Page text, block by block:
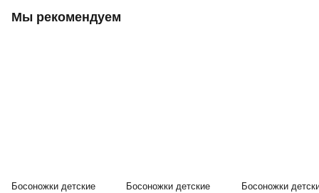
Мы рекомендуем
Босоножки детские
Босоножки детские
Босоножки